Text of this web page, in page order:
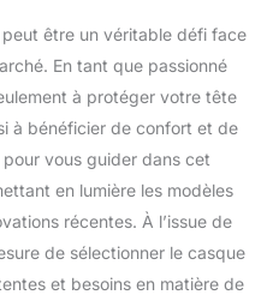
être un véritable défi face
En tant que passionné
à protéger votre tête
à bénéficier de confort et de
vous guider dans cet
en lumière les modèles
récentes. À l’issue de
de sélectionner le casque
et besoins en matière de